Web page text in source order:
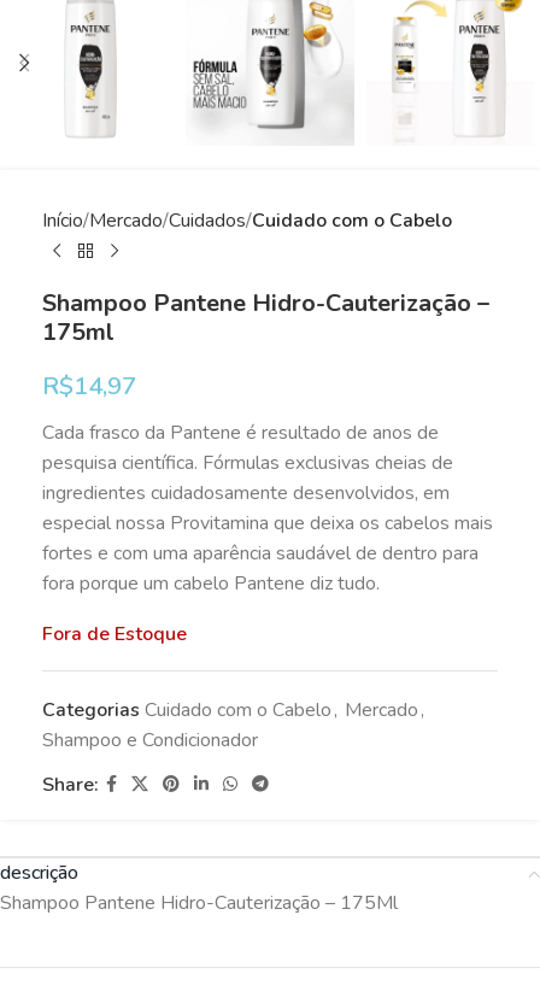
Início Mercado Cuidados Cuidado com o Cabelo
Shampoo Pantene Hidro-Cauterização –
175ml
R$14,97
Cada frasco da Pantene é resultado de anos de
pesquisa científica. Fórmulas exclusivas cheias de
ingredientes cuidadosamente desenvolvidos, em
especial nossa Provitamina que deixa os cabelos mais
fortes e com uma aparência saudável de dentro para
fora porque um cabelo Pantene diz tudo.
Fora de Estoque
Categorias Cuidado com o Cabelo, Mercado,
Shampoo e Condicionador
Share:
descrição
Shampoo Pantene Hidro-Cauterização – 175Ml